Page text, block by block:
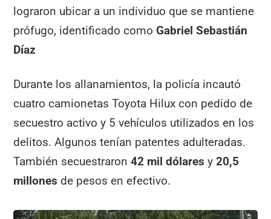
lograron ubicar a un individuo que se mantiene
prófugo, identificado como Gabriel Sebastián
Díaz
Durante los allanamientos, la policía incautó
cuatro camionetas Toyota Hilux con pedido de
secuestro activo y 5 vehículos utilizados en los
delitos. Algunos tenían patentes adulteradas.
También secuestraron42 mil dólares y20,5
millones de pesos en efectivo.